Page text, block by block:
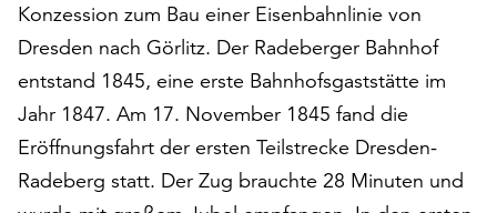
Klicken
Sie
„Alle
akzeptieren“,
um
alle
Cookies
Konzession zum Bau einer Eisenbahnlinie von
Dresden nach Görlitz. Der Radeberger Bahnhof
entstand 1845, eine erste Bahnhofsgaststätte im
Jahr 1847. Am 17. November 1845 fand die
Eröffnungsfahrt der ersten Teilstrecke Dresden-
Radeberg statt. Der Zug brauchte 28 Minuten und